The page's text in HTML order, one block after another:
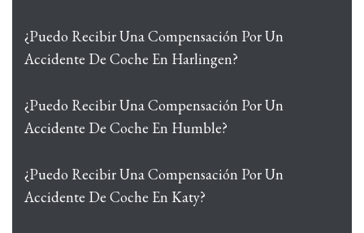
¿Puedo Recibir Una Compensación Por Un
Accidente De Coche En Harlingen?
¿Puedo Recibir Una Compensación Por Un
Accidente De Coche En Humble?
¿Puedo Recibir Una Compensación Por Un
Accidente De Coche En Katy?